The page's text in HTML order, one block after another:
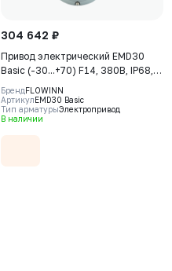
304 642 ₽
Привод электрический EMD30
Basic (-30...+70) F14, 380В, IP68,
S2-15min
БрендFLOWINN
АртикулEMD30 Basic
Тип арматурыЭлектропривод
В наличии